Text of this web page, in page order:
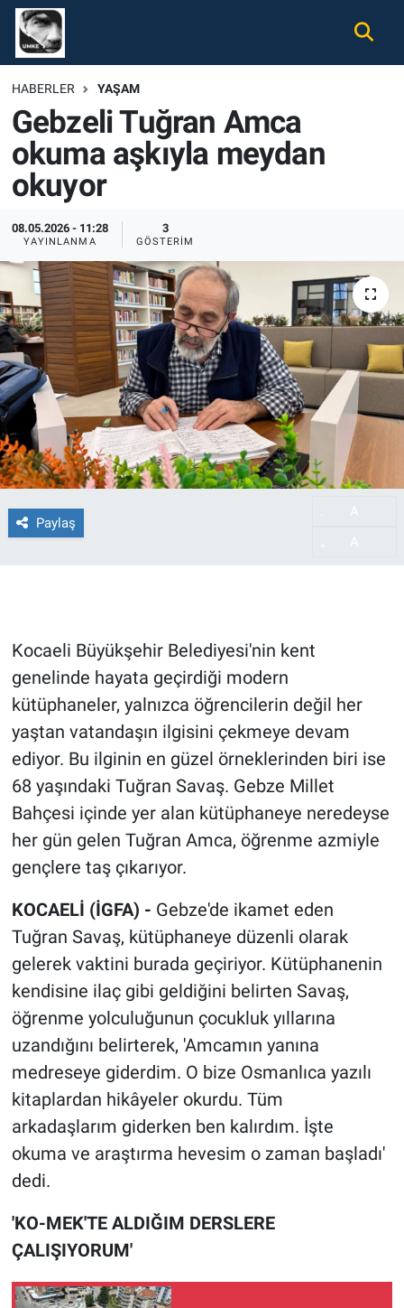
HABERLER YAŞAM
Gebzeli Tuğran Amca
okuma aşkıyla meydan
okuyor
08.05.2026 - 11:28
YAYINLANMA
3
GÖSTERIM
Paylaş
Kocaeli Büyükşehir Belediyesi'nin kent
genelinde hayata geçirdiği modern
kütüphaneler, yalnızca öğrencilerin değil her
yaştan vatandaşın ilgisini çekmeye devam
ediyor. Bu ilginin en güzel örneklerinden biri ise
68 yaşındaki Tuğran Savaş. Gebze Millet
Bahçesi içinde yer alan kütüphaneye neredeyse
her gün gelen Tuğran Amca, öğrenme azmiyle
gençlere taş çıkarıyor.
KOCAELİ (İGFA) - Gebze'de ikamet eden
Tuğran Savaş, kütüphaneye düzenli olarak
gelerek vaktini burada geçiriyor. Kütüphanenin
kendisine ilaç gibi geldiğini belirten Savaş,
öğrenme yolculuğunun çocukluk yıllarına
uzandığını belirterek, 'Amcamın yanına
medreseye giderdim. O bize Osmanlıca yazılı
kitaplardan hikâyeler okurdu. Tüm
arkadaşlarım giderken ben kalırdım. İşte
okuma ve araştırma hevesim o zaman başladı'
dedi.
'KO-MEK'TE ALDIĞIM DERSLERE
ÇALIŞIYORUM'
Gündem
Ekonomi
Spor
Magazin
Tüm Haberler
İletişim
Künye
Nöbetçi Eczaneler
Hava Durumu
Namaz Vakitleri
Trafik Durumu
Süper Lig Puan Durumu ve Fikstür
Tüm Manşetler
Son Dakika Haberleri
Haber Arşivi